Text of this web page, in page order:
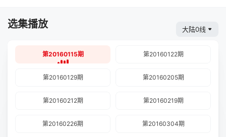
选集播放 大陆0线
第20160115期 第20160122期
第20160129期 第20160205期
第20160212期 第20160219期
第20160226期 第20160304期